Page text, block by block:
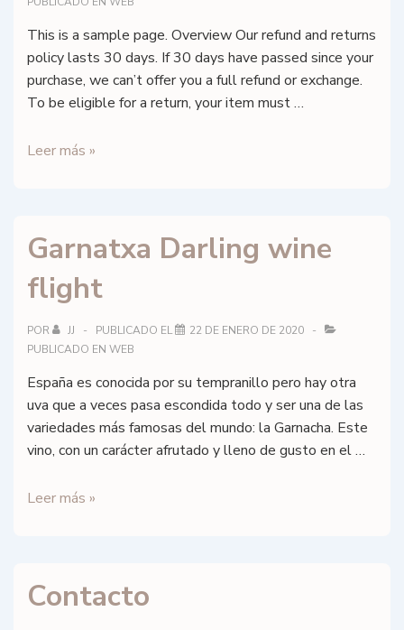
This is a sample page. Overview Our refund and returns
policy lasts 30 days. If 30 days have passed since your
purchase, we can’t offer you a full refund or exchange.
To be eligible for a return, your item must …
Política
devoluciones
Leer más »
Garnatxa Darling wine
flight
POR JJ PUBLICADO EL
22 DE ENERO DE 2020
PUBLICADO EN WEB
España es conocida por su tempranillo pero hay otra
uva que a veces pasa escondida todo y ser una de las
variedades más famosas del mundo: la Garnacha. Este
vino, con un carácter afrutado y lleno de gusto en el …
Garnatxa
Leer más »
Contacto